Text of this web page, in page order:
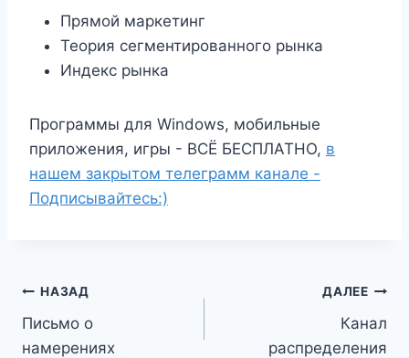
Прямой маркетинг
Теория сегментированного рынка
Индекс рынка
Программы для Windows, мобильные
приложения, игры - ВСЁ БЕСПЛАТНО, в
нашем закрытом телеграмм канале -
Подписывайтесь:)
Навигация
по
НАЗАД
Письмо о
намерениях
ДАЛЕЕ
Канал
распределения